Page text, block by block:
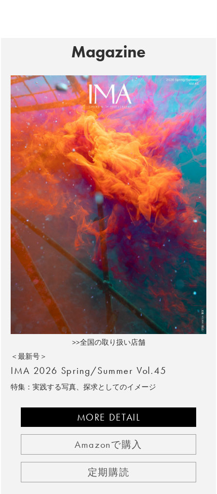
Magazine
>>全国の取り扱い店舗
＜最新号＞
IMA 2026 Spring/Summer Vol.45
特集：実践する写真、探求としてのイメージ
MORE DETAIL
Amazonで購入
定期購読